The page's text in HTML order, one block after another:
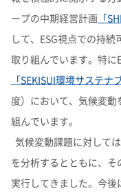
ープの中期経営計画 「
して、ESG視点での持
取り組んでいます。特に
「SEKISUI環境サステナ
度）において、気候変
組んでいます。
気候変動課題に対して
を分析するとともに、
実行してきました。今